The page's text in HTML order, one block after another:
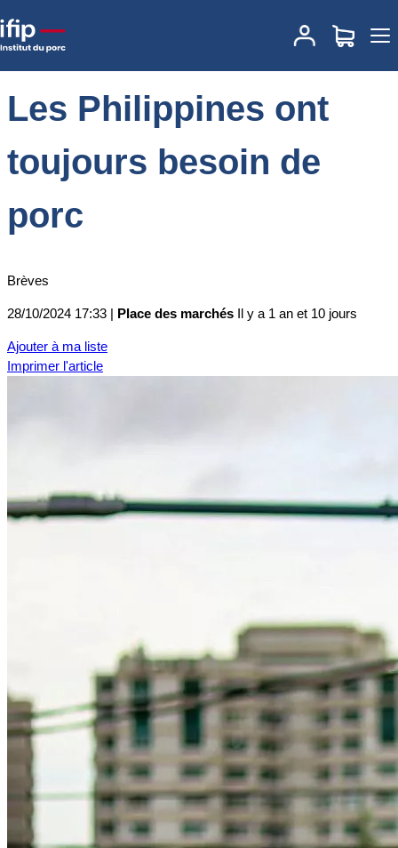
Accueil Actualités des marchés
Philippines ont toujours besoin de porc
Les Philippines ont
toujours besoin de
porc
Brèves
28/10/2024 17:33 | Place des marchés Il y a 1 an et 10 jours
Ajouter à ma liste
Imprimer l'article